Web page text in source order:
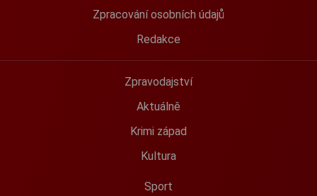
Zpracování osobních údajů
Redakce
Zpravodajství
Aktuálně
Krimi západ
Kultura
Sport